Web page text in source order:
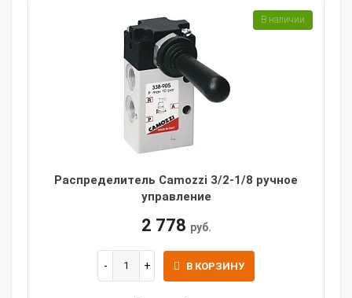
Распределитель Camozzi 3/2-1/8 ручное
управление
2 778 руб.
В КОРЗИНУ
В наличии